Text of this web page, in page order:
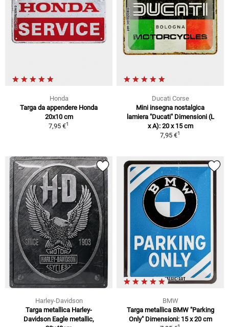
Honda
Targa da appendere Honda
20x10 cm
7,95 €1
Ducati Corse
Mini insegna nostalgica
lamiera "Ducati" Dimensioni (L
x A): 20 x 15 cm
7,95 €1
Harley-Davidson
Targa metallica Harley-
Davidson Eagle metallic,
BMW
Targa metallica BMW "Parking
Only" Dimensioni: 15 x 20 cm